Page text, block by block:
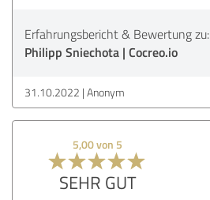
Erfahrungsbericht & Bewertung zu:
Philipp Sniechota | Cocreo.io
31.10.2022 Anonym
5,00 von 5
SEHR GUT